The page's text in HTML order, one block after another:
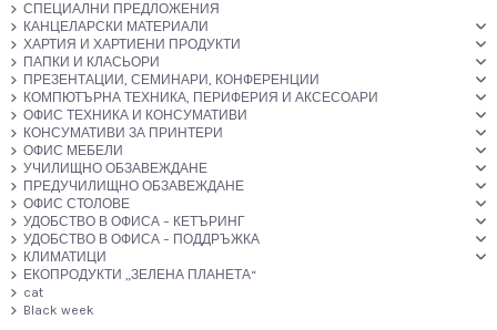
СПЕЦИАЛНИ ПРЕДЛОЖЕНИЯ
КАНЦЕЛАРСКИ МАТЕРИАЛИ
ХАРТИЯ И ХАРТИЕНИ ПРОДУКТИ
ПАПКИ И КЛАСЬОРИ
ПРЕЗЕНТАЦИИ, СЕМИНАРИ, КОНФЕРЕНЦИИ
КОМПЮТЪРНА ТЕХНИКА, ПЕРИФЕРИЯ И АКСЕСОАРИ
ОФИС ТЕХНИКА И КОНСУМАТИВИ
КОНСУМАТИВИ ЗА ПРИНТЕРИ
ОФИС МЕБЕЛИ
УЧИЛИЩНО ОБЗАВЕЖДАНЕ
ПРЕДУЧИЛИЩНО ОБЗАВЕЖДАНЕ
ОФИС СТОЛОВЕ
УДОБСТВО В ОФИСА – КЕТЪРИНГ
УДОБСТВО В ОФИСА – ПОДДРЪЖКА
КЛИМАТИЦИ
ЕКОПРОДУКТИ „ЗЕЛЕНА ПЛАНЕТА“
cat
Black week